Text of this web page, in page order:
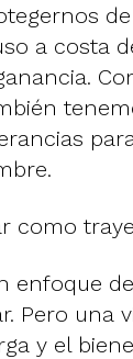
a costa
como
enfoque
Pero una
y el